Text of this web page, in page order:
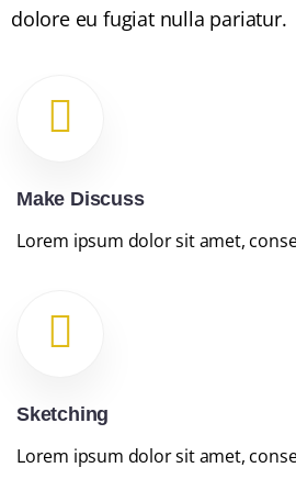
dolore eu fugiat nulla pariatur.
Make Discuss
Lorem ipsum dolor sit amet,
Sketching
Lorem ipsum dolor sit amet,